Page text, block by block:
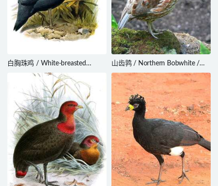
白胸珠鸡 / White-breasted
Guineafowl / Agelastes
山齿鹑 / Northern Bobwhite /
Colinus virginianus